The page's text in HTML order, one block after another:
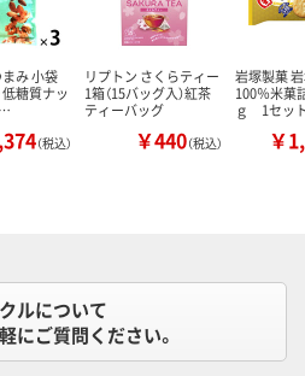
み 小袋
糖質ナッ
（税込）
リプトン さくらティー
1箱（15バッグ入）紅茶
ティーバッグ
￥440（税込）
岩塚製菓
100％米菓
ｇ 1セッ
￥
ルについて
にご質問ください。